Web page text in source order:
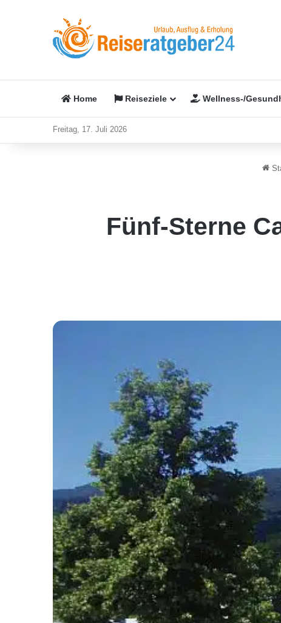
Home Reiseziele Wellness-/
Freitag, 17. Juli 2026
Fünf-Sterne